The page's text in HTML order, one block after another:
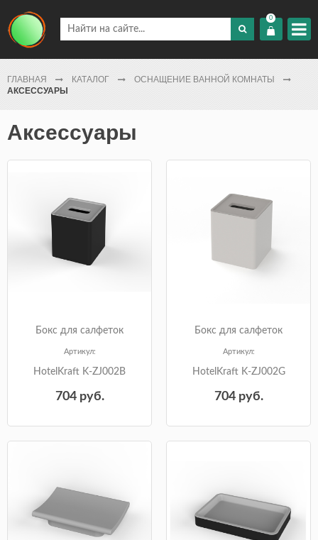
0
ГЛАВНАЯ КАТАЛОГ ОСНАЩЕНИЕ ВАННОЙ КОМНАТЫ
АКСЕССУАРЫ
Аксессуары
Бокс для салфеток
Артикул:
HotelKraft K-ZJ002B
704руб.
Бокс для салфеток
Артикул:
HotelKraft K-ZJ002G
704руб.